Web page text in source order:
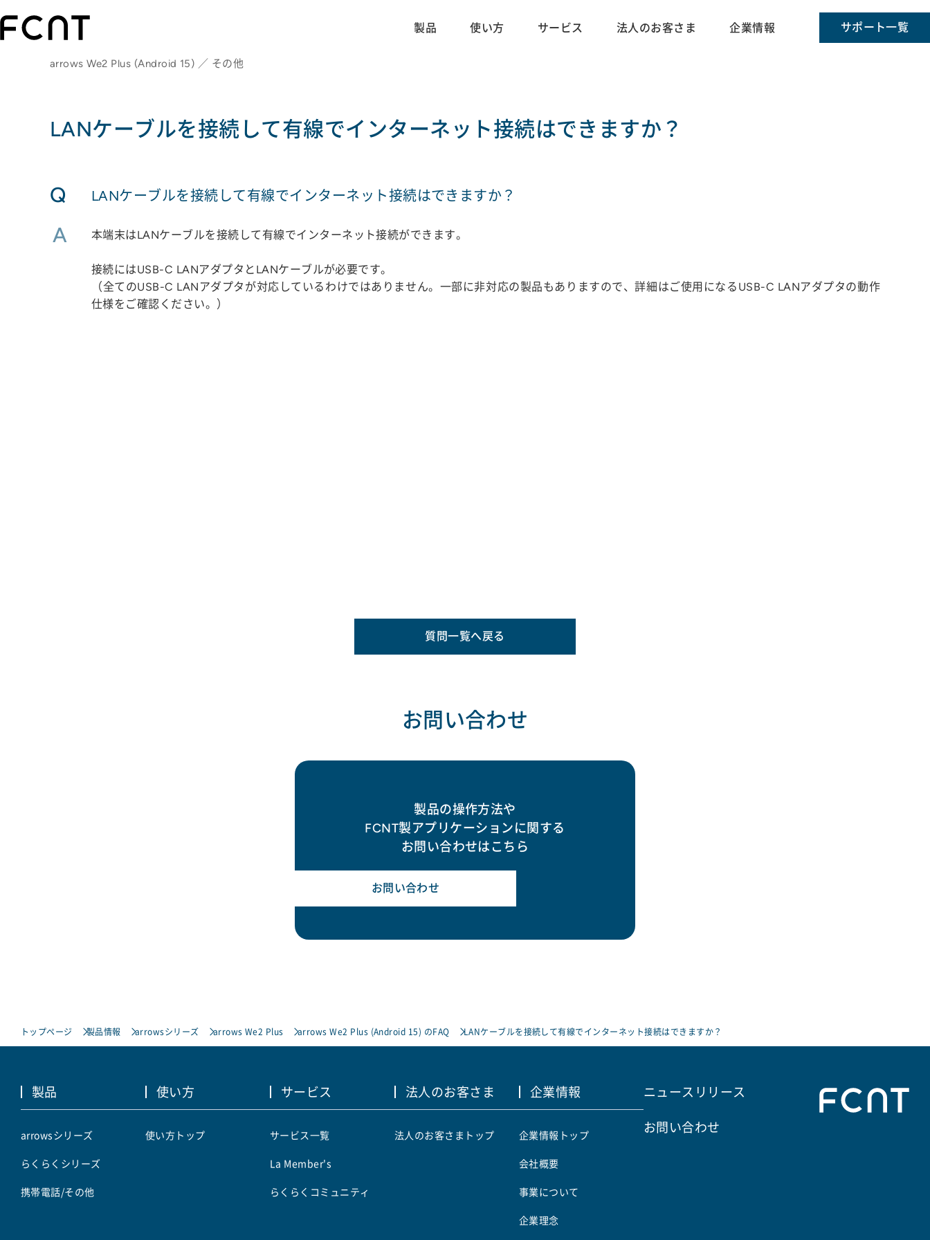
製品 使い方 サービス 法人のお客さま 企業情報 サポート一覧
arrows We2 Plus (Android 15) ／ その他
LANケーブルを接続して有線でインターネット接続はできますか？
Q LANケーブルを接続して有線でインターネット接続はできますか？
A 本端末はLANケーブルを接続して有線でインターネット接続ができます。
接続にはUSB-C LANアダプタとLANケーブルが必要です。
（全てのUSB-C LANアダプタが対応しているわけではありません。一部に非対応の製品もありますので、詳細はご使用になるUSB-C LANアダプタの動作
仕様をご確認ください。）
質問一覧へ戻る
お問い合わせ
製品の操作方法や
FCNT製アプリケーションに関する
お問い合わせはこちら
お問い合わせ
トップページ 製品情報 arrowsシリーズ arrows We2 Plus arrows We2 Plus (Android 15) のFAQ LANケーブルを接続して有線でインターネット接続はできますか？
製品
arrowsシリーズ
らくらくシリーズ
携帯電話/その他
使い方
使い方トップ
サービス
サービス一覧
La Member's
らくらくコミュニティ
法人のお客さま
法人のお客さまトップ
企業情報
企業情報トップ
会社概要
事業について
企業理念
ニュースリリース
お問い合わせ